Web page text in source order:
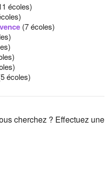
écoles)
(7 écoles)
écoles)
cherchez ? Effectuez une